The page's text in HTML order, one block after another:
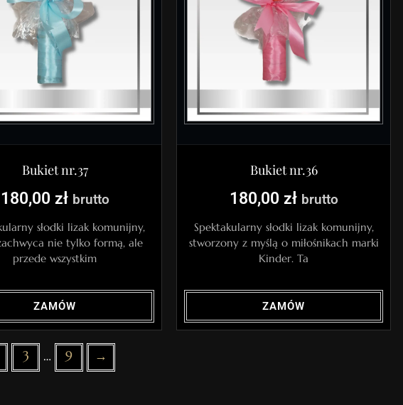
Bukiet nr.37
180,00 zł brutto
słodki lizak komunijny,
nie tylko formą, ale
przede wszystkim
ZAMÓW
Bukiet nr.36
180,00 zł brutto
Spektakularny słodki lizak komunijny,
stworzony z myślą o miłośnikach marki
Kinder. Ta
ZAMÓW
3 … 9 →